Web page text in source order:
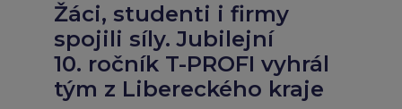
Žáci, studenti i firmy
spojili síly. Jubilejní
10. ročník T-PROFI vyhrál
tým z Libereckého kraje